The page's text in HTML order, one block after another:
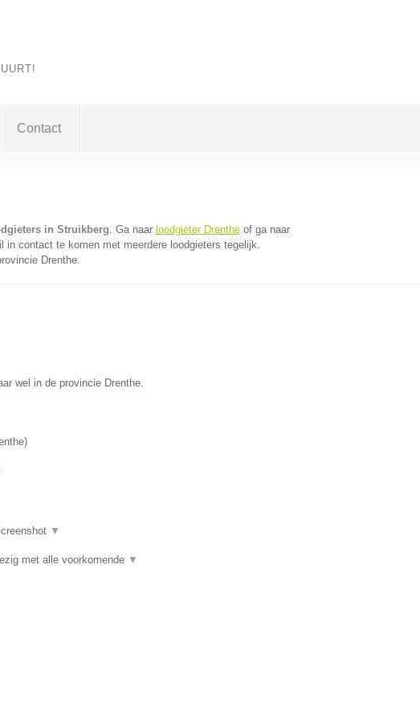
Contact
in Struikberg. Ga naar loodgieter Drentheof ga naar
in contact te komen met meerdere loodgieters tegelijk.
Drenthe.
wel in de provincie Drenthe.
)
▼
met alle voorkomende ▼